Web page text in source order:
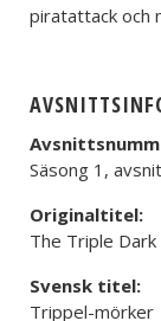
piratattack och
Säsong 1,
Originaltitel:
The Triple Dark
Svensk titel:
Trippel-mörker